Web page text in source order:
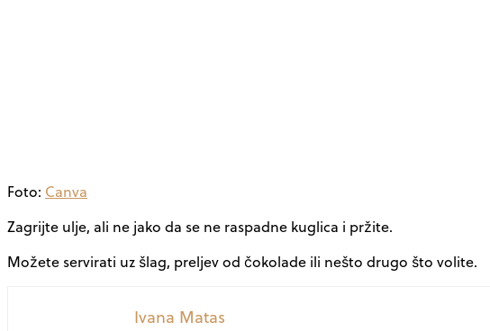
Foto: Canva
Zagrijte ulje, ali ne jako da se ne raspadne kuglica i pržite.
Možete servirati uz šlag, preljev od čokolade ili nešto drugo što volite.
Ivana Matas